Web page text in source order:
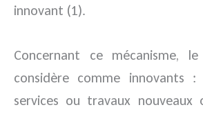
innovant (1).
Concernant ce mécanisme,
considère comme innovants
services ou travaux nouveaux